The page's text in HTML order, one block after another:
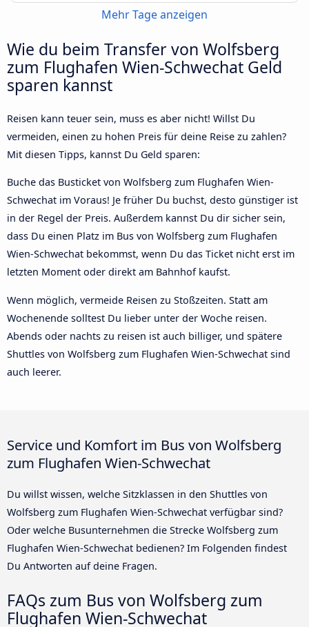
Mehr Tage anzeigen
Wie du beim Transfer von Wolfsberg
zum Flughafen Wien-Schwechat Geld
sparen kannst
Reisen kann teuer sein, muss es aber nicht! Willst Du
vermeiden, einen zu hohen Preis für deine Reise zu zahlen?
Mit diesen Tipps, kannst Du Geld sparen:
Buche das Busticket von Wolfsberg zum Flughafen Wien-
Schwechat im Voraus! Je früher Du buchst, desto günstiger ist
in der Regel der Preis. Außerdem kannst Du dir sicher sein,
dass Du einen Platz im Bus von Wolfsberg zum Flughafen
Wien-Schwechat bekommst, wenn Du das Ticket nicht erst im
letzten Moment oder direkt am Bahnhof kaufst.
Wenn möglich, vermeide Reisen zu Stoßzeiten. Statt am
Wochenende solltest Du lieber unter der Woche reisen.
Abends oder nachts zu reisen ist auch billiger, und spätere
Shuttles von Wolfsberg zum Flughafen Wien-Schwechat sind
auch leerer.
Service und Komfort im Bus von Wolfsberg
zum Flughafen Wien-Schwechat
Du willst wissen, welche Sitzklassen in den Shuttles von
Wolfsberg zum Flughafen Wien-Schwechat verfügbar sind?
Oder welche Busunternehmen die Strecke Wolfsberg zum
Flughafen Wien-Schwechat bedienen? Im Folgenden findest
Du Antworten auf deine Fragen.
FAQs zum Bus von Wolfsberg zum
Flughafen Wien-Schwechat